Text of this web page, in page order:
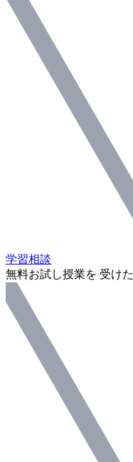
学習相談
無料お試し授業を 受け